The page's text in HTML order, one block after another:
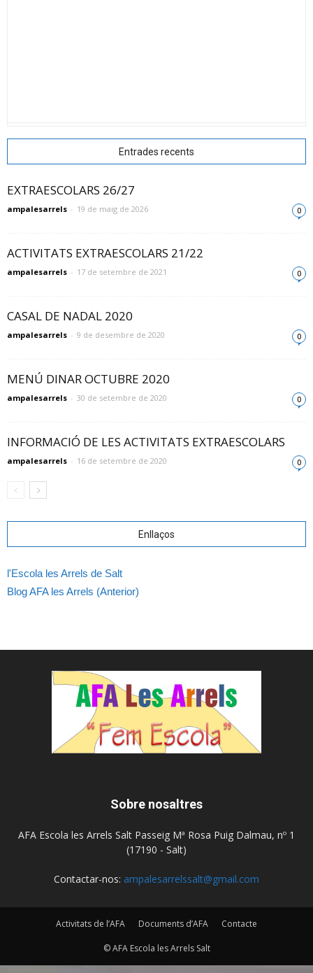
Entrades recents
EXTRAESCOLARS 26/27
ampalesarrels - 19 de maig de 2026 0
ACTIVITATS EXTRAESCOLARS 21/22
ampalesarrels - 17 de setembre de 2021 0
CASAL DE NADAL 2020
ampalesarrels - 9 de desembre de 2020 0
MENÚ DINAR OCTUBRE 2020
ampalesarrels - 30 de setembre de 2020 0
INFORMACIÓ DE LES ACTIVITATS EXTRAESCOLARS
ampalesarrels - 16 de setembre de 2020 0
Enllaços
l'Escola les Arrels de Salt
Blog AFA les Arrels (Anterior)
Sobre nosaltres
AFA Escola les Arrels Salt Passeig Mª Rosa Puig Dalmau, nº 1
(17190 - Salt)
Contactar-nos: ampalesarrelssalt@gmail.com
Activitats de l’AFA Documents d’AFA Contacte
© AFA Escola les Arrels Salt